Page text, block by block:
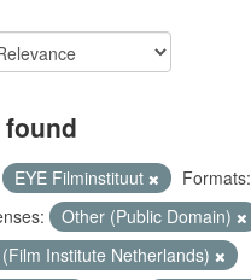
EYE Filminstituut
Formats:
Other (Public Domain)
(Film Institute Netherlands)